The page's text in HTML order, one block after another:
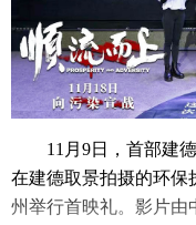
11月9日，首部建
在建德取景拍摄的环保
州举行首映礼。影片由